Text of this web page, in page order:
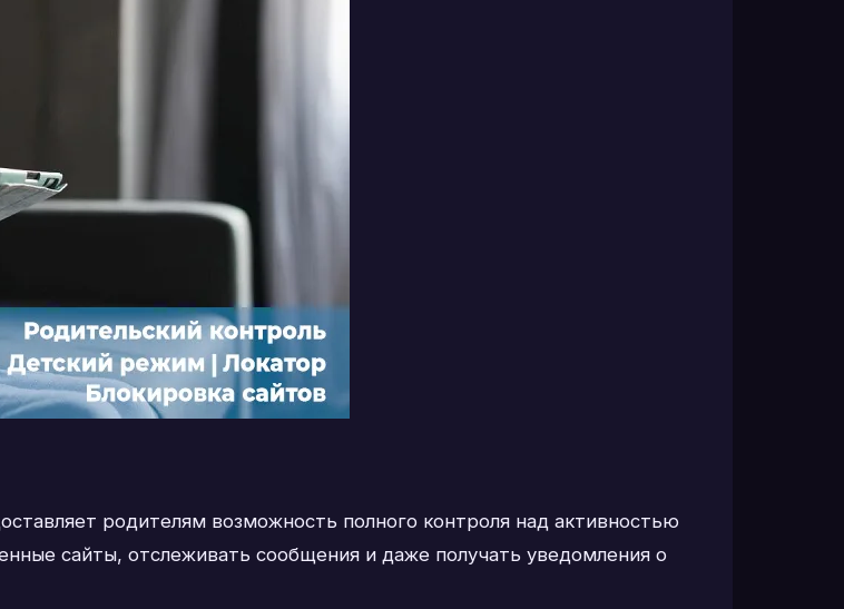
родителям возможность полного контроля над активностью
сайты, отслеживать сообщения и даже получать уведомления о